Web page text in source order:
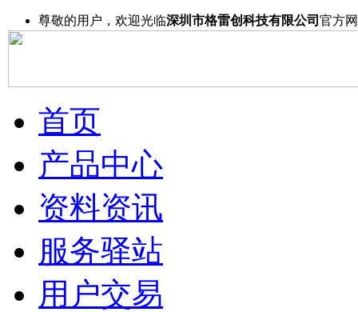
尊敬的用户，欢迎光临深圳市格雷创科技有限公司 官方
首页
产品中心
资料资讯
服务驿站
用户交易